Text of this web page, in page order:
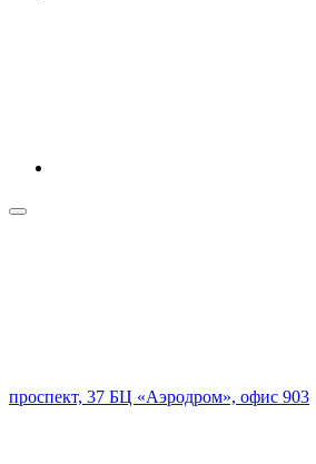
проспект, 37 БЦ «Аэродром», офис 903